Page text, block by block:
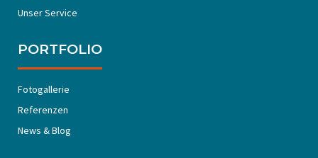
Unser Service
PORTFOLIO
Fotogallerie
Referenzen
News & Blog